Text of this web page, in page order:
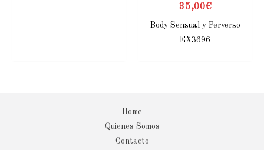
35,00€
Body Sensual y Perverso
EX3696
Home
Quienes Somos
Contacto